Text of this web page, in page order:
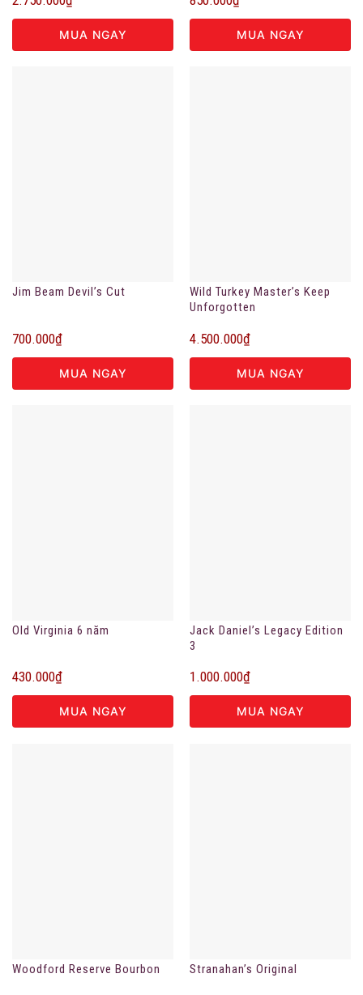
MUA NGAY MUA NGAY
Jim Beam Devil’s Cut
700.000₫
MUA NGAY
Wild Turkey Master’s Keep
Unforgotten
4.500.000₫
MUA NGAY
Old Virginia 6 năm
430.000₫
MUA NGAY
Jack Daniel’s Legacy Edition
3
1.000.000₫
MUA NGAY
Woodford Reserve Bourbon Stranahan’s Original